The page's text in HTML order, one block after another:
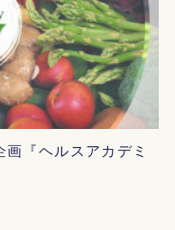
『ヘルスアカデミ